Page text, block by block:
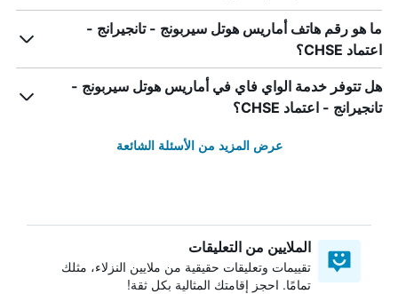
ما هو رقم هاتف أماريس هوتل سيربونج - تانجيرانج -
اعتماد CHSE؟
هل تتوفر خدمة الواي فاي في أماريس هوتل سيربونج -
تانجيرانج - اعتماد CHSE؟
عرض المزيد من الأسئلة الشائعة
الملايين من التعليقات
تقييمات وتعليقات حقيقية من ملايين النزلاء، مثلك
تمامًا. احجز إقامتك المثالية بكل ثقة!